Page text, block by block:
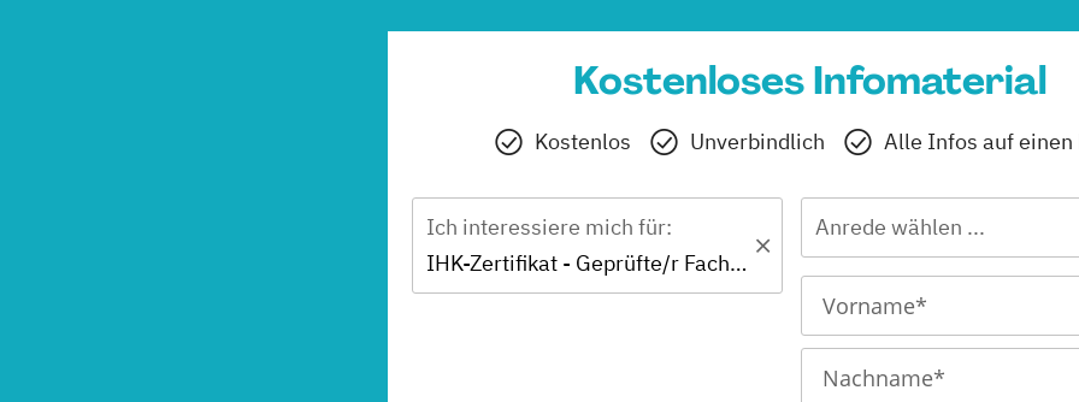
Kostenloses Infomaterial
Kostenlos Unverbindlich Alle Infos auf einen
Ich interessiere mich für:
IHK-Zertifikat - Geprüfte/r Fachwirt/in im E-Commerce (IHK)
Anrede wählen ...